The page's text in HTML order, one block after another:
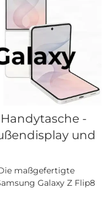
-
und
maßgefertigte
Galaxy Z Flip8